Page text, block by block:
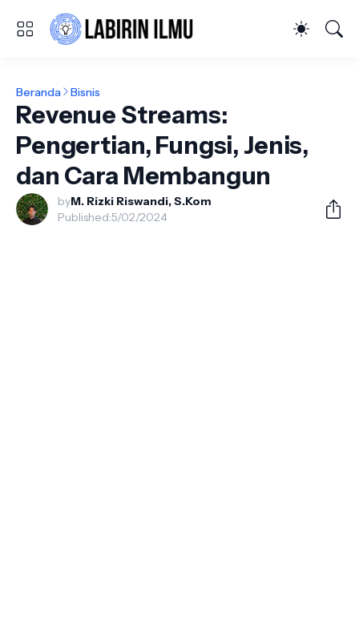
Beranda Bisnis
Revenue Streams:
Pengertian, Fungsi, Jenis,
dan Cara Membangun
byM. Rizki Riswandi, S.Kom
Published:5/02/2024